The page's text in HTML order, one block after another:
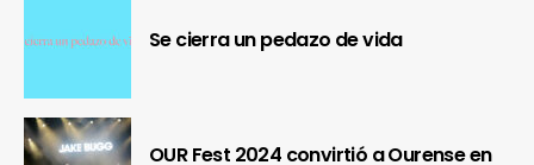
Se cierra un pedazo de vida
OUR Fest 2024 convirtió a Ourense en